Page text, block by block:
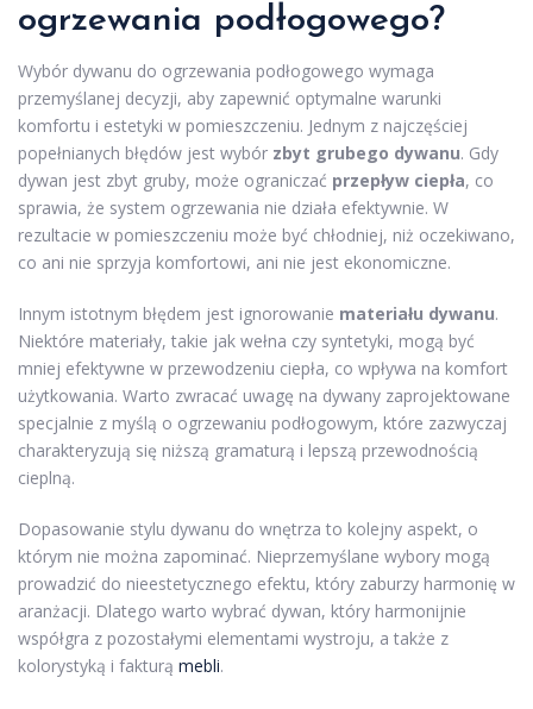
ogrzewania podłogowego?
Wybór dywanu do ogrzewania podłogowego wymaga
przemyślanej decyzji, aby zapewnić optymalne warunki
komfortu i estetyki w pomieszczeniu. Jednym z najczęściej
popełnianych błędów jest wybór zbyt grubego dywanu. Gdy
dywan jest zbyt gruby, może ograniczać przepływ ciepła, co
sprawia, że system ogrzewania nie działa efektywnie. W
rezultacie w pomieszczeniu może być chłodniej, niż oczekiwano,
co ani nie sprzyja komfortowi, ani nie jest ekonomiczne.
Innym istotnym błędem jest ignorowanie materiału dywanu.
Niektóre materiały, takie jak wełna czy syntetyki, mogą być
mniej efektywne w przewodzeniu ciepła, co wpływa na komfort
użytkowania. Warto zwracać uwagę na dywany zaprojektowane
specjalnie z myślą o ogrzewaniu podłogowym, które zazwyczaj
charakteryzują się niższą gramaturą i lepszą przewodnością
cieplną.
Dopasowanie stylu dywanu do wnętrza to kolejny aspekt, o
którym nie można zapominać. Nieprzemyślane wybory mogą
prowadzić do nieestetycznego efektu, który zaburzy harmonię w
aranżacji. Dlatego warto wybrać dywan, który harmonijnie
współgra z pozostałymi elementami wystroju, a także z
kolorystyką i fakturą mebli.